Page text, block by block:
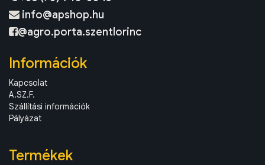
info@apshop.hu
@agro.porta.szentlorinc
Információk
Kapcsolat
A.SZ.F.
Szállítási információk
Pályázat
Termékek